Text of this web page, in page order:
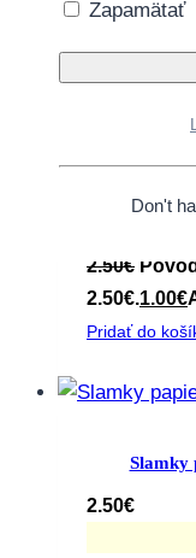
2.50
2.50€.1.00€
2.50€
2.50€.1.00€
Pridať do
Slamky
2.50€
Zapamätať
Don't